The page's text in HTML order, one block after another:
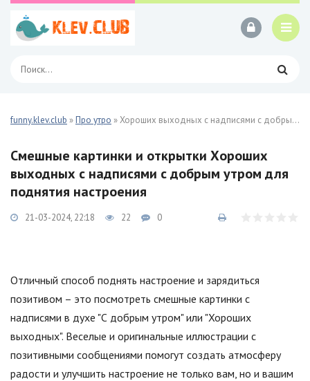
funny.klev.club »Про утро » Хороших выходных с надписями с добрым утром 23 фото
Смешные картинки и открытки Хороших
выходных с надписями с добрым утром для
поднятия настроения
21-03-2024, 22:18 22 0
Отличный способ поднять настроение и зарядиться
позитивом – это посмотреть смешные картинки с
надписями в духе "С добрым утром" или "Хороших
выходных". Веселые и оригинальные иллюстрации с
позитивными сообщениями помогут создать атмосферу
радости и улучшить настроение не только вам, но и вашим